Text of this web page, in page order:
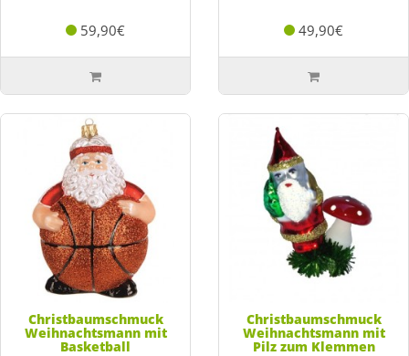
59,90€ 49,90€
Christbaumschmuck
Weihnachtsmann mit
Basketball
Christbaumschmuck
Weihnachtsmann mit
Pilz zum Klemmen